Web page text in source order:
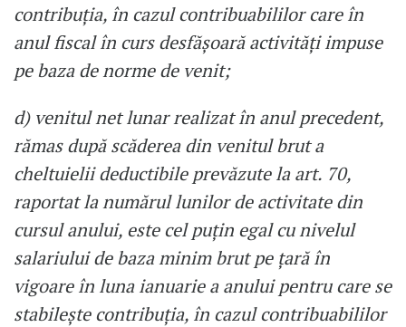
contribuţia, în cazul contribuabililor care în
anul fiscal în curs desfăşoară activităţi impuse
pe baza de norme de venit;
d) venitul net lunar realizat în anul precedent,
rămas după scăderea din venitul brut a
cheltuielii deductibile prevăzute la art. 70,
raportat la numărul lunilor de activitate din
cursul anului, este cel puţin egal cu nivelul
salariului de baza minim brut pe ţară în
vigoare în luna ianuarie a anului pentru care se
stabileşte contribuţia, în cazul contribuabililor